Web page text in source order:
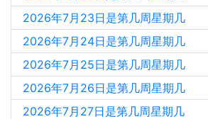
2026年7月23日是第几周星期几
2026年7月24日是第几周星期几
2026年7月25日是第几周星期几
2026年7月26日是第几周星期几
2026年7月27日是第几周星期几